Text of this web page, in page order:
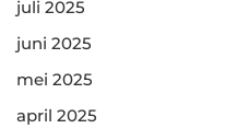
juli 2025
juni 2025
mei 2025
april 2025